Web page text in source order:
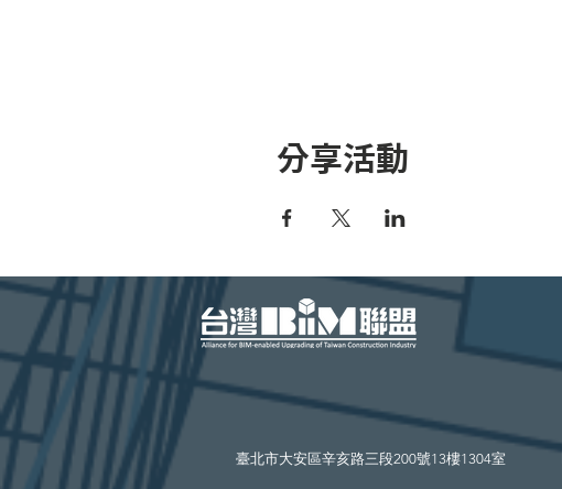
分享活動
​臺北市大安區辛亥路三段200號13樓1304室